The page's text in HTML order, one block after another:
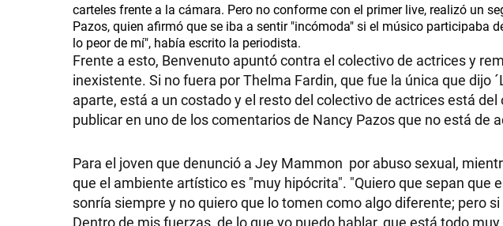
carteles frente a la cámara. Pero no conforme con el primer live, realizó un
Pazos, quien afirmó que se iba a sentir "incómoda" si el músico participaba
lo peor de mí", había escrito la periodista.
Frente a esto, Benvenuto apuntó contra el colectivo de actrices y
inexistente. Si no fuera por Thelma Fardin, que fue la única que dijo
aparte, está a un costado y el resto del colectivo de actrices está
publicar en uno de los comentarios de Nancy Pazos que no está de
Para el joven que denunció a Jey Mammon por abuso sexual,
que el ambiente artístico es "muy hipócrita". "Quiero que sepan que
sonría siempre y no quiero que lo tomen como algo diferente; pero
Dentro de mis fuerzas, de lo que yo puedo hablar, que está todo
ECONOMÍA
GRAN
HERMANO
SALUD